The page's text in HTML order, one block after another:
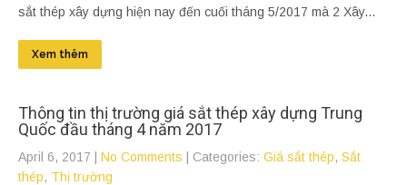
sắt thép xây dựng hiện nay đến cuối tháng 5/2017 mà 2 Xây...
Xem thêm
Thông tin thị trường giá sắt thép xây dựng Trung
Quốc đầu tháng 4 năm 2017
April 6, 2017 No Comments | Categories: Giá sắt thép, Sắt
thép, Thị trường